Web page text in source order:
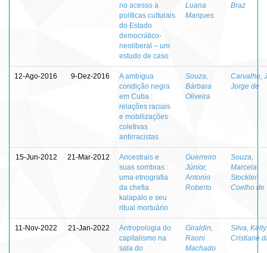
no acesso a
políticas culturais
do Estado
democrático-
neoliberal – um
estudo de caso
Luana
Marques
Braz
12-Ago-2016 9-Dez-2016
A ambígua
condição negra
em Cuba :
relações raciais
e mobilizações
coletivas
antirracistas
Souza,
Bárbara
Oliveira
Carvalho,
Jorge de
15-Jun-2012 21-Mar-2012
Ancestrais e
suas sombras :
uma etnografia
da chefia
kalapalo e seu
ritual mortuário
Guerreiro
Júnior,
Antonio
Roberto
Souza,
Marcela
Stockler
Coelho de
11-Nov-2022 21-Jan-2022
Antropologia do
capitalismo na
sala do
Giraldin,
Raoni
Machado
Silva, Kelly
Cristiane